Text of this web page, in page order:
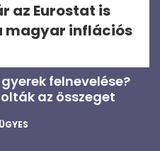
az Eurostat is
magyar inflációs
felnevelése?
az összeget